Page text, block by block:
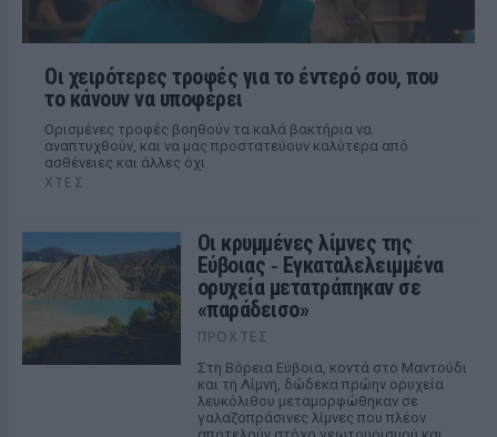
Οι χειρότερες τροφές για το έντερό σου, που
το κάνουν να υποφέρει
Ορισμένες τροφές βοηθούν τα καλά βακτήρια να
αναπτυχθούν, και να μας προστατεύουν καλύτερα από
ασθένειες και άλλες όχι
ΧΤΕΣ
Οι κρυμμένες λίμνες της
Εύβοιας ‑ Εγκαταλελειμμένα
ορυχεία μετατράπηκαν σε
«παράδεισο»
ΠΡΟΧΤΈΣ
Στη Βόρεια Εύβοια, κοντά στο Μαντούδι
και τη Λίμνη, δώδεκα πρώην ορυχεία
λευκόλιθου μεταμορφώθηκαν σε
γαλαζοπράσινες λίμνες που πλέον